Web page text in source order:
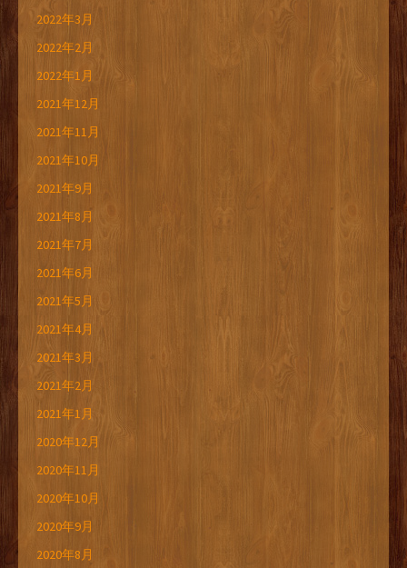
2022年3月
2022年2月
2022年1月
2021年12月
2021年11月
2021年10月
2021年9月
2021年8月
2021年7月
2021年6月
2021年5月
2021年4月
2021年3月
2021年2月
2021年1月
2020年12月
2020年11月
2020年10月
2020年9月
2020年8月